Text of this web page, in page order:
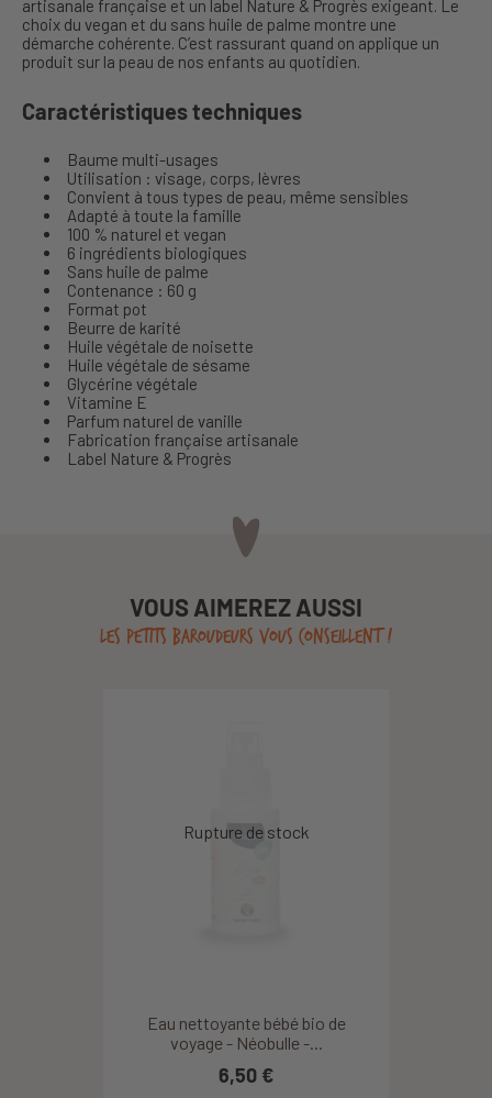
artisanale française et un label Nature & Progrès exigeant. Le
choix du vegan et du sans huile de palme montre une
démarche cohérente. C’est rassurant quand on applique un
produit sur la peau de nos enfants au quotidien.
Caractéristiques techniques
Baume multi-usages
Utilisation : visage, corps, lèvres
Convient à tous types de peau, même sensibles
Adapté à toute la famille
100 % naturel et vegan
6 ingrédients biologiques
Sans huile de palme
Contenance : 60 g
Format pot
Beurre de karité
Huile végétale de noisette
Huile végétale de sésame
Glycérine végétale
Vitamine E
Parfum naturel de vanille
Fabrication française artisanale
Label Nature & Progrès
VOUS AIMEREZ AUSSI
LES PETITS BAROUDEURS VOUS CONSEILLENT !
Eau nettoyante bébé bio de
voyage - Néobulle -...
6,50 €